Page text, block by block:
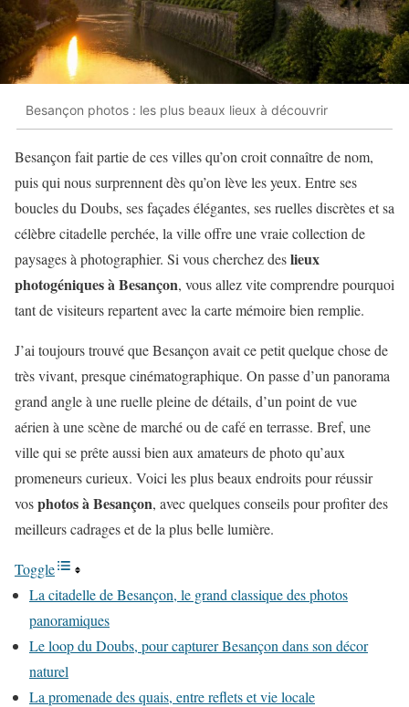
Besançon photos : les plus beaux lieux à découvrir
Besançon fait partie de ces villes qu’on croit connaître de nom,
puis qui nous surprennent dès qu’on lève les yeux. Entre ses
boucles du Doubs, ses façades élégantes, ses ruelles discrètes et sa
célèbre citadelle perchée, la ville offre une vraie collection de
paysages à photographier. Si vous cherchez deslieux
photogéniques à Besançon, vous allez vite comprendre pourquoi
tant de visiteurs repartent avec la carte mémoire bien remplie.
J’ai toujours trouvé que Besançon avait ce petit quelque chose de
très vivant, presque cinématographique. On passe d’un panorama
grand angle à une ruelle pleine de détails, d’un point de vue
aérien à une scène de marché ou de café en terrasse. Bref, une
ville qui se prête aussi bien aux amateurs de photo qu’aux
promeneurs curieux. Voici les plus beaux endroits pour réussir
vosphotos à Besançon, avec quelques conseils pour profiter des
meilleurs cadrages et de la plus belle lumière.
Toggle
La citadelle de Besançon, le grand classique des photos
panoramiques
Le loop du Doubs, pour capturer Besançon dans son décor
naturel
La promenade des quais, entre reflets et vie locale